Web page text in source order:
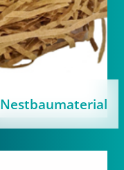
Nestbaumaterial